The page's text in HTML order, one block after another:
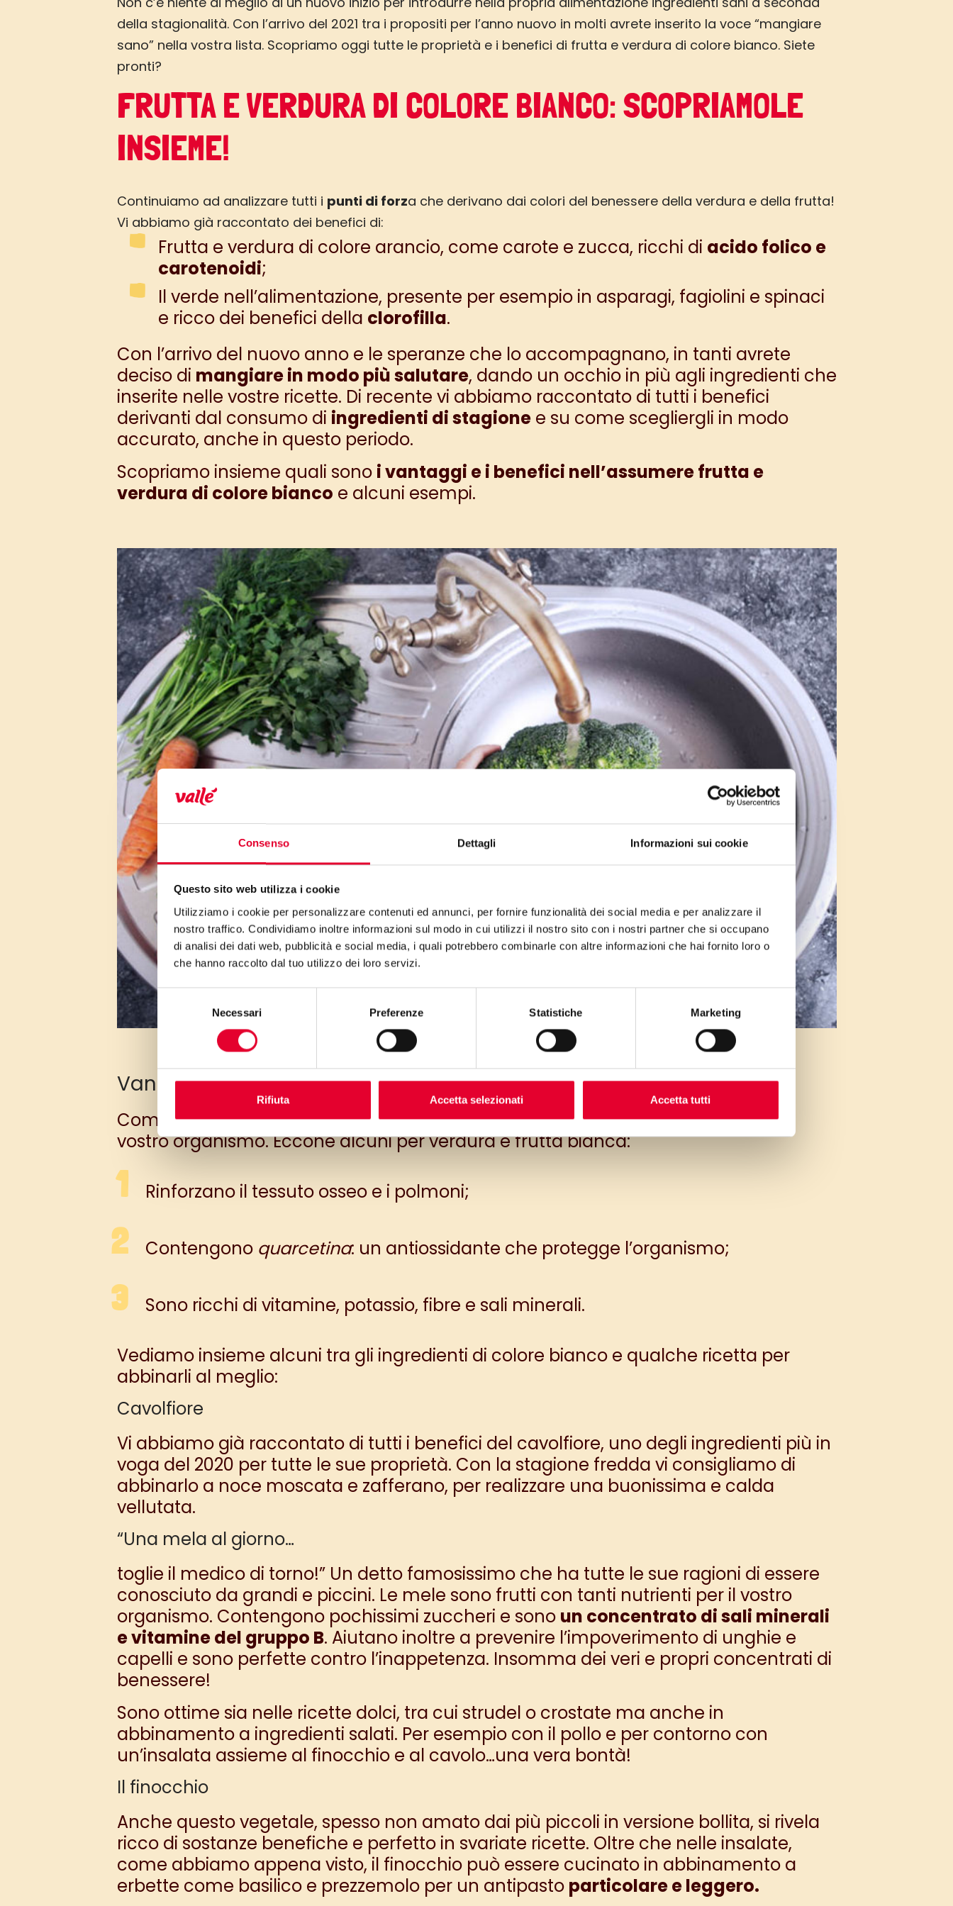
Consenso Dettagli Informazioni sui cookie
Questo sito web utilizza i cookie
Utilizziamo i cookie per personalizzare contenuti ed annunci, per fornire funzionalità dei social media e per analizzare il
nostro traffico. Condividiamo inoltre informazioni sul modo in cui utilizzi il nostro sito con i nostri partner che si occupano
di analisi dei dati web, pubblicità e social media, i quali potrebbero combinarle con altre informazioni che hai fornito loro o
che hanno raccolto dal tuo utilizzo dei loro servizi.
consenso
Necessari Preferenze Statistiche Marketing
Rifiuta Accetta selezionati Accetta tutti
della stagionalità. Con l’arrivo del 2021 tra i propositi per l’anno nuovo in molti avrete inserito la voce “mangiare
sano” nella vostra lista. Scopriamo oggi tutte le proprietà e i benefici di frutta e verdura di colore bianco. Siete
pronti?
FRUTTA E VERDURA DI COLORE BIANCO: SCOPRIAMOLE
INSIEME!
Continuiamo ad analizzare tutti i punti di forza che derivano dai colori del benessere della verdura e della frutta!
Vi abbiamo già raccontato dei benefici di:
Frutta e verdura di colore arancio, come carote e zucca, ricchi di acido folico e
carotenoidi;
Il verde nell’alimentazione, presente per esempio in asparagi, fagiolini e spinaci
e ricco dei benefici della clorofilla.
Con l’arrivo del nuovo anno e le speranze che lo accompagnano, in tanti avrete
deciso di mangiare in modo più salutare, dando un occhio in più agli ingredienti che
inserite nelle vostre ricette. Di recente vi abbiamo raccontato di tutti i benefici
derivanti dal consumo di ingredienti di stagionee su come scegliergli in modo
accurato, anche in questo periodo.
Scopriamo insieme quali sono i vantaggi e i benefici nell’assumere frutta e
verdura di colore bianco e alcuni esempi.
Vantaggi e benefici
Come abbiamo già visto, ogni colore del benessere ha i suoi punti di forza per il
vostro organismo. Eccone alcuni per verdura e frutta bianca:
Rinforzano il tessuto osseo e i polmoni;
Contengono quarcetina: un antiossidante che protegge l’organismo;
Sono ricchi di vitamine, potassio, fibre e sali minerali.
Vediamo insieme alcuni tra gli ingredienti di colore bianco e qualche ricetta per
abbinarli al meglio:
Cavolfiore
Vi abbiamo già raccontato di tutti i benefici del cavolfiore, uno degli ingredienti più in
voga del 2020 per tutte le sue proprietà. Con la stagione fredda vi consigliamo di
abbinarlo a noce moscata e zafferano, per realizzare una buonissima e calda
vellutata.
“Una mela al giorno…
toglie il medico di torno!” Un detto famosissimo che ha tutte le sue ragioni di essere
conosciuto da grandi e piccini. Le mele sono frutti con tanti nutrienti per il vostro
organismo. Contengono pochissimi zuccheri e sono un concentrato di sali minerali
e vitamine del gruppo B. Aiutano inoltre a prevenire l’impoverimento di unghie e
capelli e sono perfette contro l’inappetenza. Insomma dei veri e propri concentrati di
benessere!
Sono ottime sia nelle ricette dolci, tra cui strudel o crostate ma anche in
abbinamento a ingredienti salati. Per esempio con il polloe per contorno con
un’insalata assieme al finocchio e al cavolo…una vera bontà!
Il finocchio
Anche questo vegetale, spesso non amato dai più piccoli in versione bollita, si rivela
ricco di sostanze benefiche e perfetto in svariate ricette. Oltre che nelle insalate,
come abbiamo appena visto, il finocchio può essere cucinato in abbinamento a
erbette come basilico e prezzemoloper un antipasto particolare e leggero.